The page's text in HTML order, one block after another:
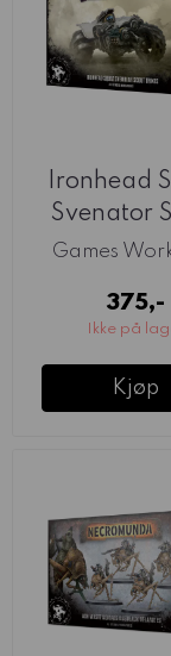
Ironhead
Svenator
Trikes
Games
375,-
Ikke på
Kjøp